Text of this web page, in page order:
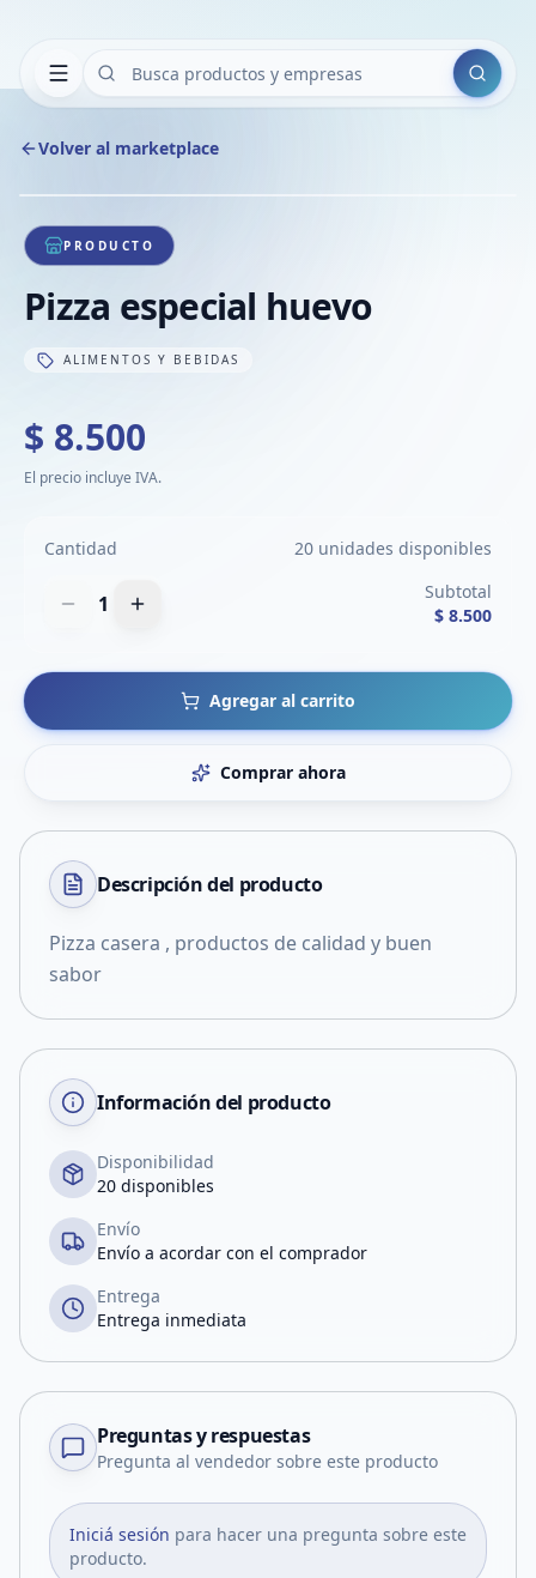
Buscar
Volver al marketplace
1/1
PRODUCTO
Pizza especial huevo
ALIMENTOS Y BEBIDAS
$ 8.500
El precio incluye IVA.
Cantidad 20 unidades disponibles
1
Subtotal
$ 8.500
Agregar al carrito
Comprar ahora
Descripción del producto
Pizza casera , productos de calidad y buen
sabor
Información del producto
Disponibilidad
20 disponibles
Envío
Envío a acordar con el comprador
Entrega
Entrega inmediata
Preguntas y respuestas
Pregunta al vendedor sobre este producto
Iniciá sesión para hacer una pregunta sobre este
producto.